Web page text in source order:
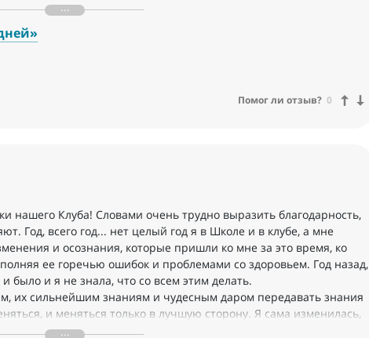
только это увидеть, услышать, почувствовать. Благодарю!
Помог ли отзыв? 0
нашего Клуба! Словами очень трудно выразить благодарность,
Год, всего год... нет целый год я в Школе и в клубе, а мне
и осознания, которые пришли ко мне за это время, ко
ее горечью ошибок и проблемами со здоровьем. Год назад,
было и я не знала, что со всем этим делать.
их сильнейшим знаниям и чудесным даром передавать знания
и меняться только в лучшую сторону. Я сама изменилась,
все изменилось! И эти изменения видны другим людям! А